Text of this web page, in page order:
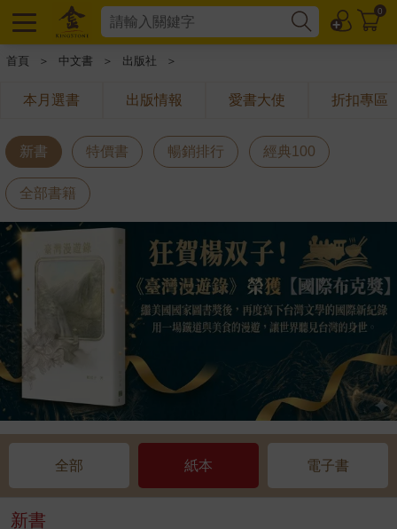
0
首頁 ＞ 中文書 ＞ 出版社 ＞
本月選書 出版情報 愛書大使 折扣專區
新書 特價書 暢銷排行 經典100
全部書籍
全部 紙本 電子書
新書